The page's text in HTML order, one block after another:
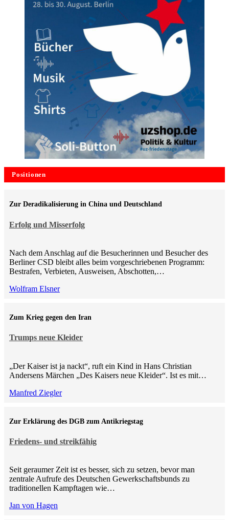
Positionen
Erfolg und Misserfolg
Zur Deradikalisierung in China und Deutschland
Nach dem Anschlag auf die Besucherinnen und Besucher des
Berliner CSD bleibt alles beim vorgeschriebenen Programm:
Bestrafen, Verbieten, Ausweisen, Abschotten,…
Wolfram Elsner
Trumps neue Kleider
Zum Krieg gegen den Iran
„Der Kaiser ist ja nackt“, ruft ein Kind in Hans Christian
Andersens Märchen „Des Kaisers neue Kleider“. Ist es mit…
Manfred Ziegler
Friedens- und streikfähig
Zur Erklärung des DGB zum Antikriegstag
Seit geraumer Zeit ist es besser, sich zu setzen, bevor man
zentrale Aufrufe des Deutschen Gewerkschaftsbunds zu
traditionellen Kampftagen wie…
Jan von Hagen